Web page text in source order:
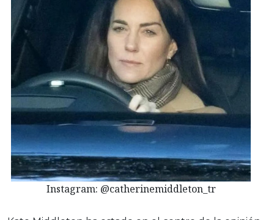
Instagram: @catherinemiddleton_tr